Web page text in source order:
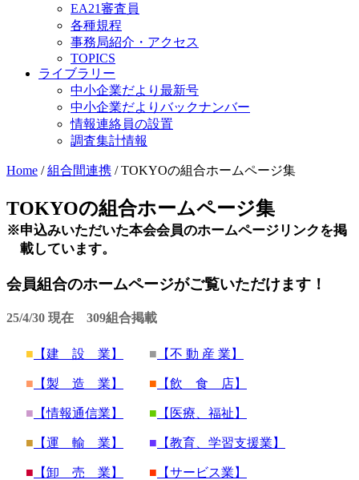
EA21審査員
各種規程
事務局紹介・アクセス
TOPICS
ライブラリー
中小企業だより最新号
中小企業だよりバックナンバー
情報連絡員の設置
調査集計情報
Home /組合間連携 /TOKYOの組合ホームページ集
TOKYOの組合ホームページ集
※申込みいただいた本会会員のホームページリンクを掲
載しています。
会員組合のホームページがご覧いただけます！
25/4/30 現在 309組合掲載
■ 【建 設 業】 ■ 【不 動 産 業】
■ 【製 造 業】 ■ 【飲 食 店】
■ 【情報通信業】 ■ 【医療、福祉】
■ 【運 輸 業】 ■ 【教育、学習支援業】
■ 【卸 売 業】 ■ 【サービス業】